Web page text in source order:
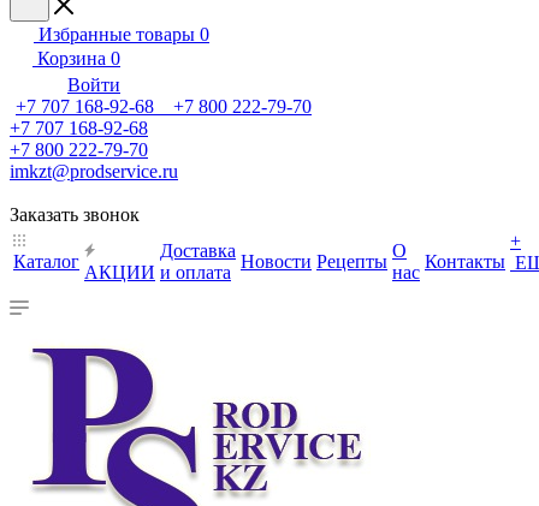
Избранные товары 0
Корзина 0
Войти
+7 707 168-92-68 +7 800 222-79-70
+7 707 168-92-68
+7 800 222-79-70
imkzt@prodservice.ru
Заказать звонок
Каталог
АКЦИИ
Доставка
и оплата
Новости Рецепты
О
нас
Контакты
+